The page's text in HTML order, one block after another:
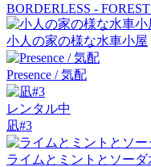
BORDERLESS - FOREST
小人の家の様な水車小屋
Presence / 気配
レンタル中
凪#3
ライムとミントとソーダ